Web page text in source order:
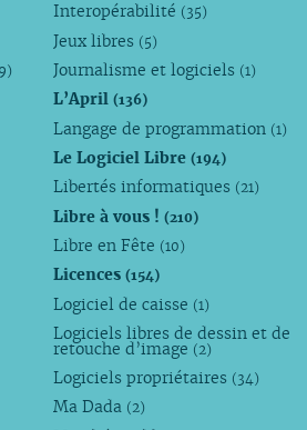
Interopérabilité (35)
Jeux libres (5)
Journalisme et logiciels (1)
L’April(136)
Langage de programmation (1)
Le Logiciel Libre(194)
Libertés informatiques (21)
Libre à vous !(210)
Libre en Fête (10)
Licences(154)
Logiciel de caisse (1)
Logiciels libres de dessin et de
retouche d’image (2)
Logiciels propriétaires (34)
Ma Dada (2)